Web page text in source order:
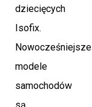
dziecięcych
Isofix.
Nowocześniejsze
modele
samochodów